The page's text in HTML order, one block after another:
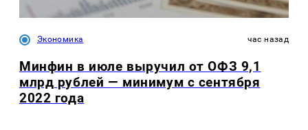
Экономика час назад
Минфин в июле выручил от ОФЗ 9,1
млрд рублей — минимум с сентября
2022 года